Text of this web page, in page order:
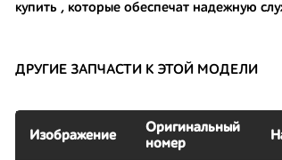
купить , которые обеспечат надежную
ДРУГИЕ ЗАПЧАСТИ К ЭТОЙ МОДЕЛИ
Изображение
Оригинальный
номер